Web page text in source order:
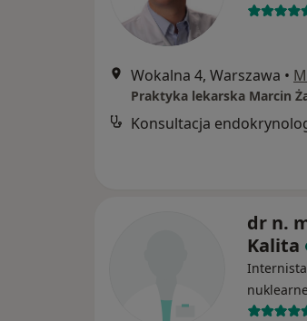
Wokalna 4, Warszawa •
Praktyka lekarska Marcin
Konsultacja
dr n.
Kalita